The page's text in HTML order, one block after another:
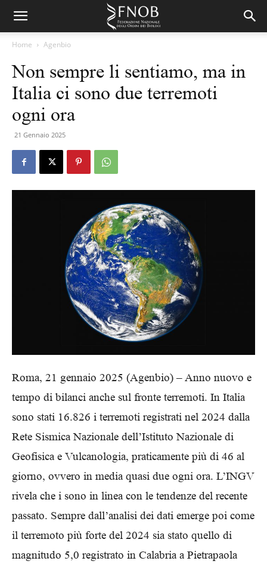
Home Agenbio
Non sempre li sentiamo, ma in
Italia ci sono due terremoti
ogni ora
21 Gennaio 2025
Roma, 21 gennaio 2025 (Agenbio) – Anno nuovo e
tempo di bilanci anche sul fronte terremoti. In Italia
sono stati 16.826 i terremoti registrati nel 2024 dalla
Rete Sismica Nazionale dell’Istituto Nazionale di
Geofisica e Vulcanologia, praticamente più di 46 al
giorno, ovvero in media quasi due ogni ora. L’INGV
rivela che i sono in linea con le tendenze del recente
passato. Sempre dall’analisi dei dati emerge poi come
il terremoto più forte del 2024 sia stato quello di
magnitudo 5,0 registrato in Calabria a Pietrapaola